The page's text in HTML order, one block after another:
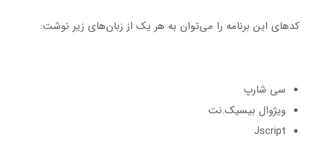
کدهای این برنامه را می‌توان به هر یک از زبان‌های زیر نوشت:
سی شارپ
ویژوال بیسیک.نت
Jscript